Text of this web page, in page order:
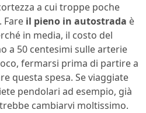
a cui troppe poche
Fare il pieno in autostrada è
in media, il costo del
a 50 centesimi sulle arterie
fermarsi prima di partire a
questa spesa. Se viaggiate
pendolari ad esempio, già
cambiarvi moltissimo.